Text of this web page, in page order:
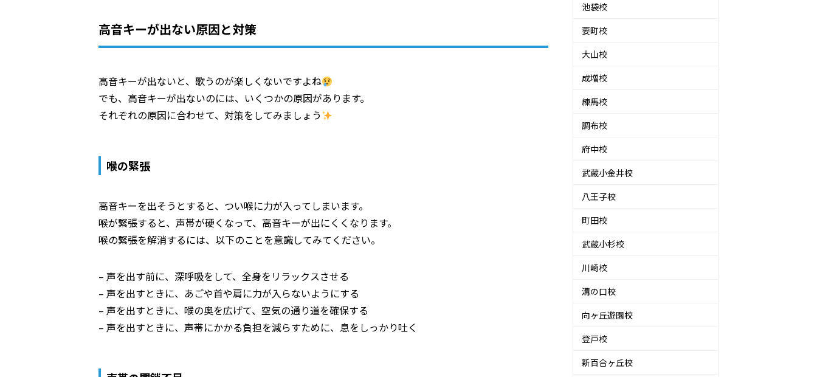
高音キーが出ない原因と対策
高音キーが出ないと、歌うのが楽しくないですよね
でも、高音キーが出ないのには、いくつかの原因があります。
それぞれの原因に合わせて、対策をしてみましょう
喉の緊張
高音キーを出そうとすると、つい喉に力が入ってしまいます。
喉が緊張すると、声帯が硬くなって、高音キーが出にくくなります。
喉の緊張を解消するには、以下のことを意識してみてください。
– 声を出す前に、深呼吸をして、全身をリラックスさせる
– 声を出すときに、あごや首や肩に力が入らないようにする
– 声を出すときに、喉の奥を広げて、空気の通り道を確保する
– 声を出すときに、声帯にかかる負担を減らすために、息をしっかり吐く
池袋校
要町校
大山校
成増校
練馬校
調布校
府中校
武蔵小金井校
八王子校
町田校
武蔵小杉校
川崎校
溝の口校
向ヶ丘遊園校
登戸校
新百合ヶ丘校